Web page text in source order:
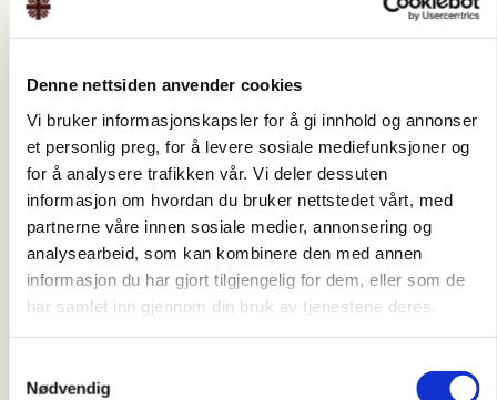
Denne nettsiden anvender cookies
Vi bruker informasjonskapsler for å gi innhold og annonser
et personlig preg, for å levere sosiale mediefunksjoner og
for å analysere trafikken vår. Vi deler dessuten
informasjon om hvordan du bruker nettstedet vårt, med
partnerne våre innen sosiale medier, annonsering og
analysearbeid, som kan kombinere den med annen
informasjon du har gjort tilgjengelig for dem, eller som de
har samlet inn gjennom din bruk av tjenestene deres.
Nødvendig
klimaendringer, med tørke og kraftige regnskyll som
truer avlingene, men med støtte fra Caritas har hun lært
å lage biogjødsel som beskytter plantene. «Til tross for
klimaendringene, hjelper biogjødselen oss å holde
avlingene sunne,» sier hun med håp.
Caritas har igangsatt flere viktige initiativer for å hjelpe
bønder som Florence med å møte klimautfordringene.
Ved å introdusere agroøkologiske trær som skal
plantes innen 2027 og opplæring i bruk av biogjødsel,
sikres det at småbønder kan fortsette å dyrke mat og
skape en stabil fremtid for sine familier.